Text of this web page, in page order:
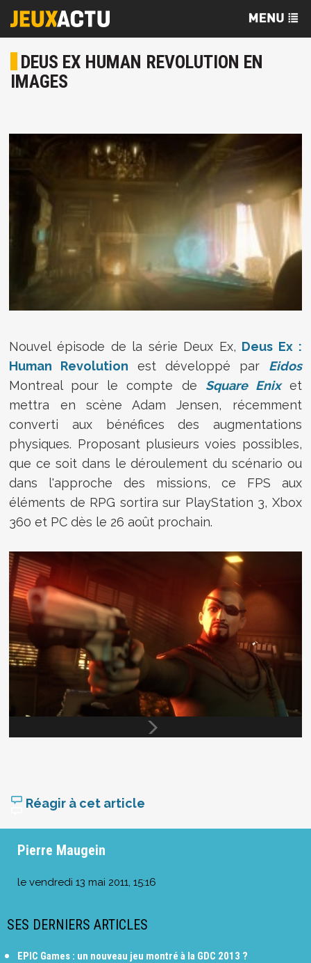
DEUS EX HUMAN REVOLUTION EN
IMAGES
Nouvel épisode de la série Deux Ex, Deus Ex :
Human Revolution est développé par Eidos
Montreal pour le compte de Square Enixet
mettra en scène Adam Jensen, récemment
converti aux bénéfices des augmentations
physiques. Proposant plusieurs voies possibles,
que ce soit dans le déroulement du scénario ou
dans l'approche des missions, ce FPS aux
éléments de RPG sortira sur PlayStation 3, Xbox
360 et PC dès le 26 août prochain.
Réagir à cet article
Pierre Maugein
le vendredi 13 mai 2011, 15:16
SES DERNIERS ARTICLES
EPIC Games : un nouveau jeu montré à la GDC 2013 ?